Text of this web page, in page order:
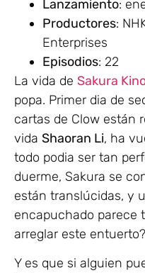
Lanzamiento:
Productores:
Enterprises
Episodios: 22
La vida de Sakura
popa. Primer dia de
cartas de Clow están
vida Shaoran Li, ha
todo podia ser tan
duerme, Sakura se
están translúcidas, y
encapuchado parece
arreglar este
Y es que si alguien